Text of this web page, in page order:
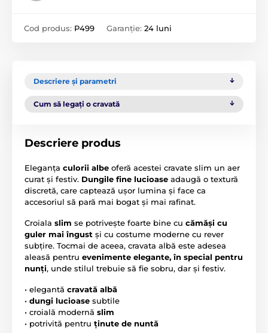
Cod produs: P499 Garanție: 24 luni
Descriere și parametri
Cum să legați o cravată
Descriere produs
Eleganța culorii albe oferă acestei cravate slim un aer
curat și festiv. Dungile fine lucioase adaugă o textură
discretă, care captează ușor lumina și face ca
accesoriul să pară mai bogat și mai rafinat.
Croiala slim se potrivește foarte bine cu cămăși cu
guler mai îngust și cu costume moderne cu rever
subțire. Tocmai de aceea, cravata albă este adesea
aleasă pentru evenimente elegante, în special pentru
nunți, unde stilul trebuie să fie sobru, dar și festiv.
• elegantă cravată albă
• dungi lucioase subtile
• croială modernă slim
• potrivită pentru ținute de nuntă